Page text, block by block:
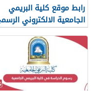
رابط موقع كلية البريمي
الجامعية الالكتروني
buc.edu.om